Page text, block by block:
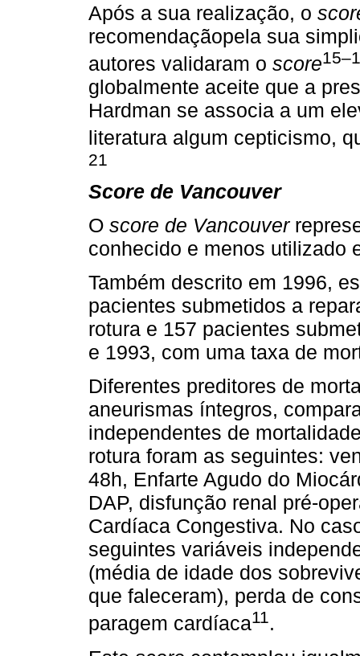
Após a sua realização, o
recomendaçãopela sua
autores validaram o score
globalmente aceite que a
Hardman se associa a um
literatura algum cepticismo,
21
Score de Vancouver
O score de Vancouver
conhecido e menos utilizado
Também descrito em 1996,
pacientes submetidos a
rotura e 157 pacientes
e 1993, com uma taxa de
Diferentes preditores de
aneurismas íntegros,
independentes de
rotura foram as seguintes:
48h, Enfarte Agudo do
DAP, disfunção renal pré-
Cardíaca Congestiva. No
seguintes variáveis
(média de idade dos
que faleceram), perda de
paragem cardíaca11.